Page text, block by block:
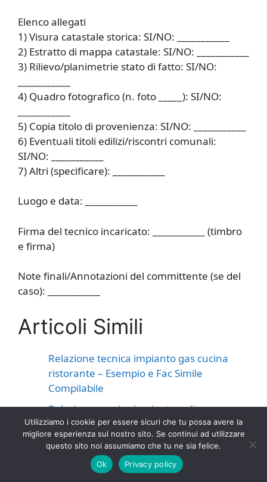
Elenco allegati
1) Visura catastale storica: SI/NO: ___________
2) Estratto di mappa catastale: SI/NO: ___________
3) Rilievo/planimetrie stato di fatto: SI/NO:
4) Quadro fotografico (n. foto _____): SI/NO:
5) Copia titolo di provenienza: SI/NO: ___________
6) Eventuali titoli edilizi/riscontri comunali:
SI/NO: ___________
7) Altri (specificare): ___________
Luogo e data: ___________
Firma del tecnico incaricato: ___________ (timbro
e firma)
Note finali/Annotazioni del committente (se del
caso): ___________
Articoli Simili
Relazione tecnica impianto gas cucina
ristorante​​ – Esempio e Fac Simile
Compilabile
Relazione tecnica impianto eolico​​ –
Esempio e Fac Simile Compilabile
Relazione tecnica impianto domotico​​ –
Esempio e Fac Simile Compilabile
Utilizziamo i cookie per essere sicuri che tu possa avere la
migliore esperienza sul nostro sito. Se continui ad utilizzare
questo sito noi assumiamo che tu ne sia felice.
Ok
Privacy policy